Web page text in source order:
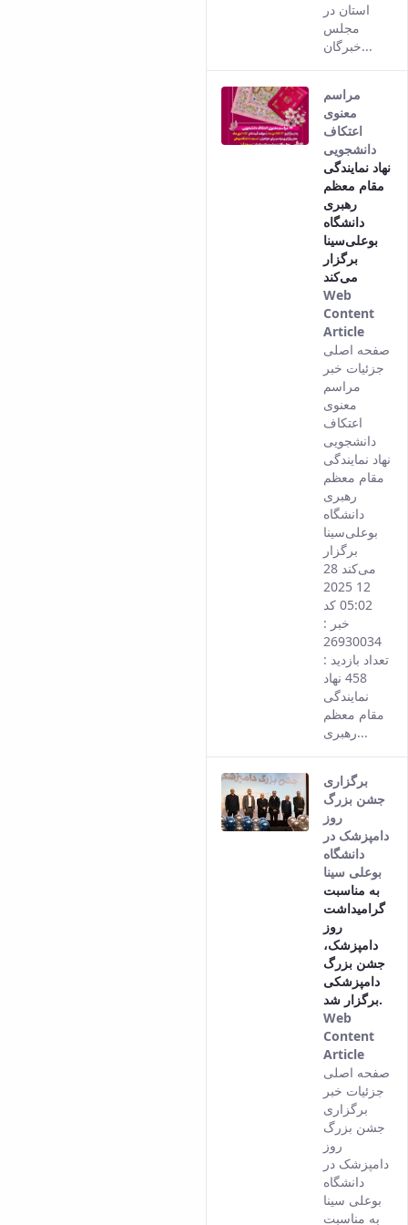
استان در
مجلس
خبرگان...
مراسم
معنوی
اعتکاف
دانشجویی
نهاد نمایندگی
مقام معظم
رهبری
دانشگاه
بوعلی‌سینا
برگزار
می‌کند
Web
Content
Article
This
comes
of this
صفحه اصلی
جزئیات خبر
مراسم
معنوی
اعتکاف
دانشجویی
نهاد نمایندگی
مقام معظم
رهبری
دانشگاه
بوعلی‌سینا
برگزار
می‌کند 28
12 2025
05:02 کد
خبر :
26930034
تعداد بازدید :
458 نهاد
نمایندگی
مقام معظم
رهبری...
برگزاری
جشن بزرگ
روز
دامپزشک در
دانشگاه
بوعلی سینا
به مناسبت
گرامیداشت
روز
دامپزشک،
جشن بزرگ
دامپزشکی
برگزار شد.
Web
Content
Article
This
comes
from
of this
صفحه اصلی
جزئیات خبر
برگزاری
جشن بزرگ
روز
دامپزشک در
دانشگاه
بوعلی سینا
به مناسبت